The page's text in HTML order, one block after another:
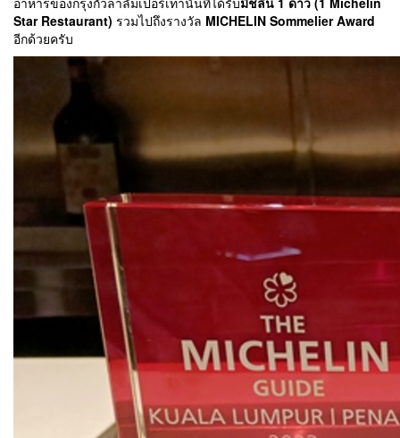
Star Restaurant) รวมไปถึงรางวัล MICHELIN Sommelier Award
อีกด้วยครับ